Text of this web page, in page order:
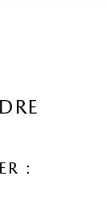
: